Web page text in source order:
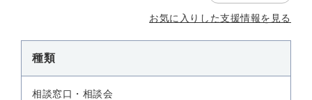
お気に入りした支援情報を見る
種類
相談窓口・相談会